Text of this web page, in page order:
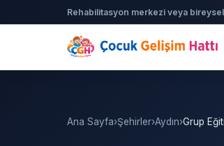
Rehabilitasyon merkezi veya bireysel
Ana Sayfa›Şehirler›Aydın›Grup